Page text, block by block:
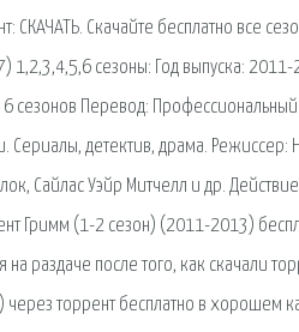
СКАЧАТЬ. Скачайте бесплатно все
сезоны: Год выпуска:
6 сезонов Перевод:
Сериалы, детектив, драма.
Сайлас Уэйр Митчелл и др.
Гримм (1-2 сезон) (2011-2013)
на раздаче после того, как скачали
торрент бесплатно в хорошем